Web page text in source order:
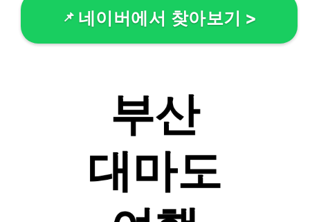
네이버에서 찾아보기 >